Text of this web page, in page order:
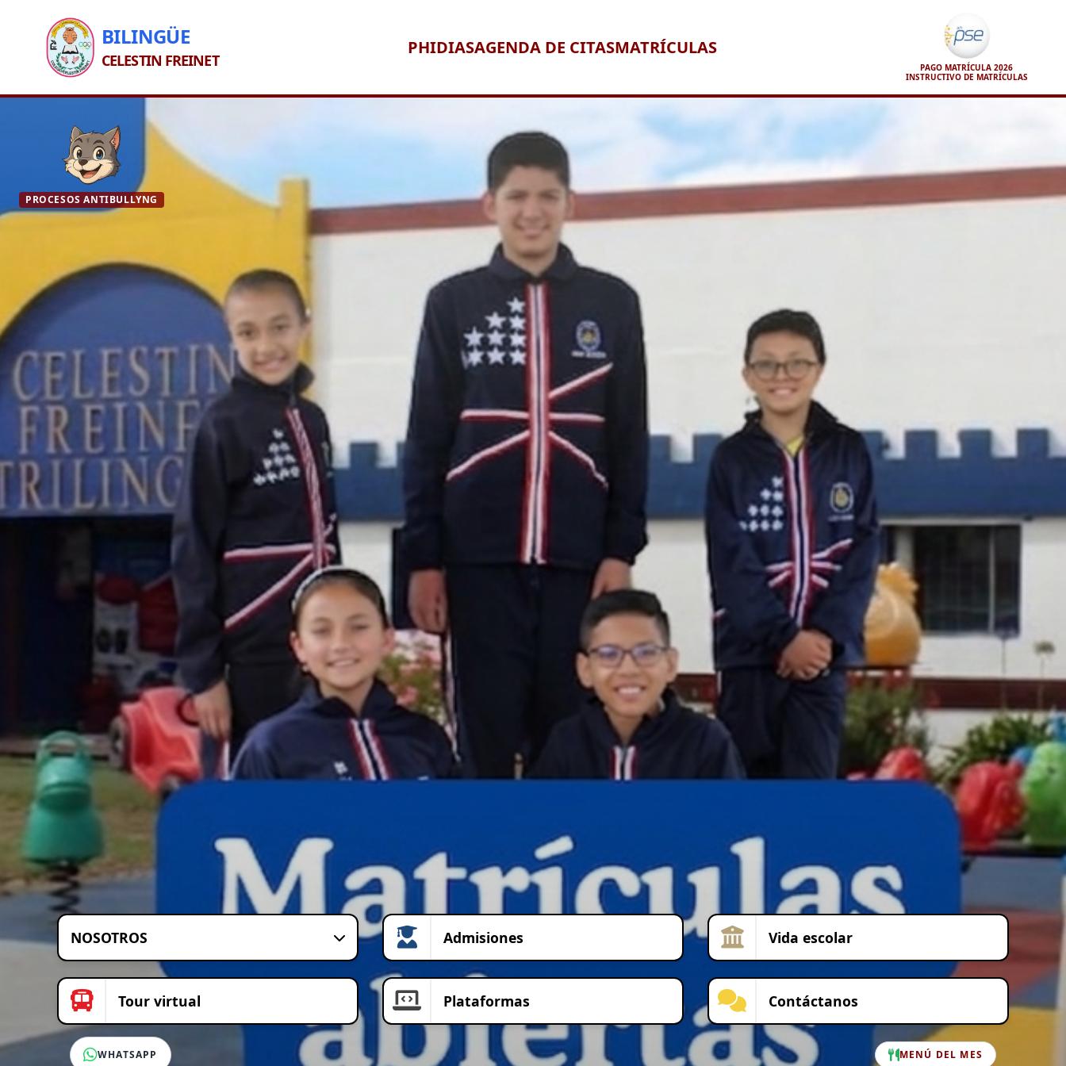
BILINGÜE
CELESTIN FREINET
PHIDIASAGENDA DE CITASMATRÍCULAS
PAGO MATRÍCULA 2026
INSTRUCTIVO DE MATRÍCULAS
PROCESOS ANTIBULLYNG
NOSOTROS Admisiones Vida escolar
Tour virtual Plataformas Contáctanos
WHATSAPP MENÚ DEL MES